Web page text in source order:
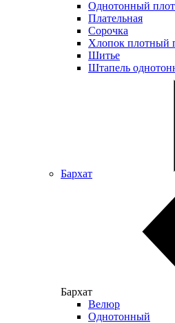
Однотонный
Плательная
Сорочка
Хлопок плотный
Шитье
Штапель
Бархат
Бархат
Велюр
Однотонный